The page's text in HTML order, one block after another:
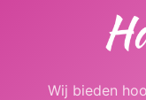
Wij bieden